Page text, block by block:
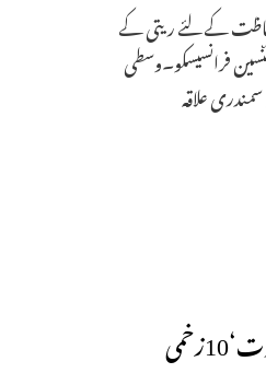
کے لئے ریتی کے
فرانسیسکو۔وسطی
علاقہ